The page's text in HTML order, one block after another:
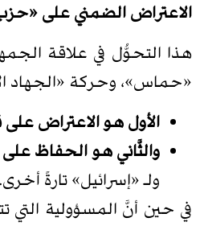
الاعتراض الضمني على
هذا التحوُّل في علاقة
«حماس»، وحركة «الجهاد
الأول هو الاعتراض
والثَّاني هو الحفاظ
ولـ «إسرائيل» تارةً أخرى.
في حين أنَّ المسؤولية